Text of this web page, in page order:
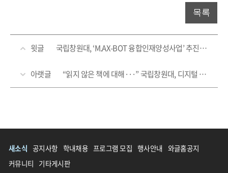
목록
윗글 국립창원대, ‘M.AX-BOT 융합인재양성사업’ 추진위원회 발족!
아랫글 “읽지 않은 책에 대해···” 국립창원대, 디지털 시대 독서 의미 재조명
새소식 공지사항 학내채용 프로그램 모집 행사안내 와글홈공지
커뮤니티 기타게시판